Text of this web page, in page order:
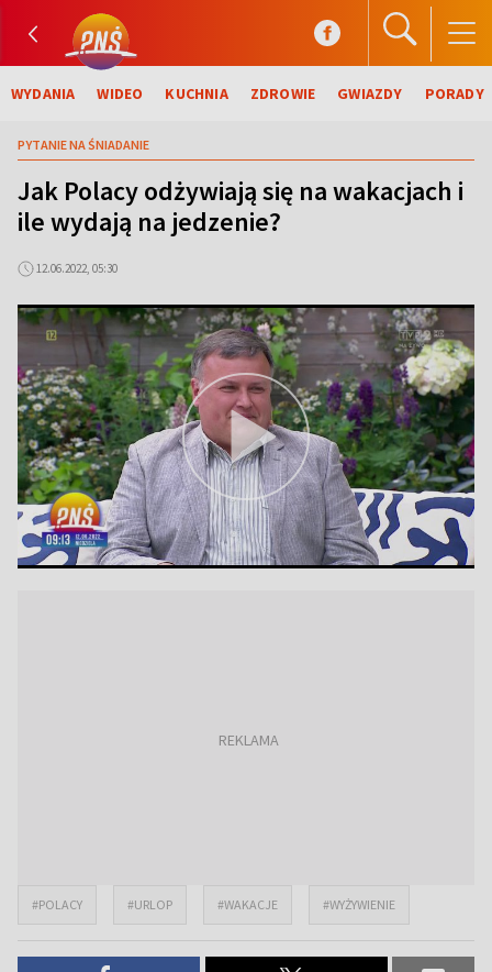
WYDANIA WIDEO KUCHNIA ZDROWIE GWIAZDY PORADY
PYTANIE NA ŚNIADANIE
Jak Polacy odżywiają się na wakacjach i
ile wydają na jedzenie?
12.06.2022, 05:30
#POLACY #URLOP #WAKACJE #WYŻYWIENIE